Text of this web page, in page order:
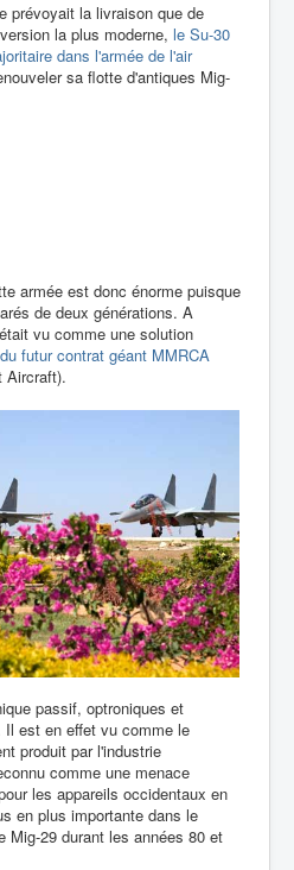
prévoyait la livraison que de
la plus moderne, le Su-30
dans l'armée de l'air
sa flotte d'antiques Mig-
armée est donc énorme puisque
de deux générations. A
vu comme une solution
du futur contrat géant MMRCA
Aircraft).
passif, optroniques et
est en effet vu comme le
produit par l'industrie
comme une menace
les appareils occidentaux en
en plus importante dans le
Mig-29 durant les années 80 et